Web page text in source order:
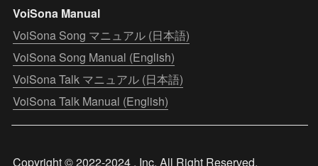
VoiSona Manual
VoiSona Song マニュアル (日本語)
VoiSona Song Manual (English)
VoiSona Talk マニュアル (日本語)
VoiSona Talk Manual (English)
Copyright © 2022-2024 , Inc. All Right Reserved.